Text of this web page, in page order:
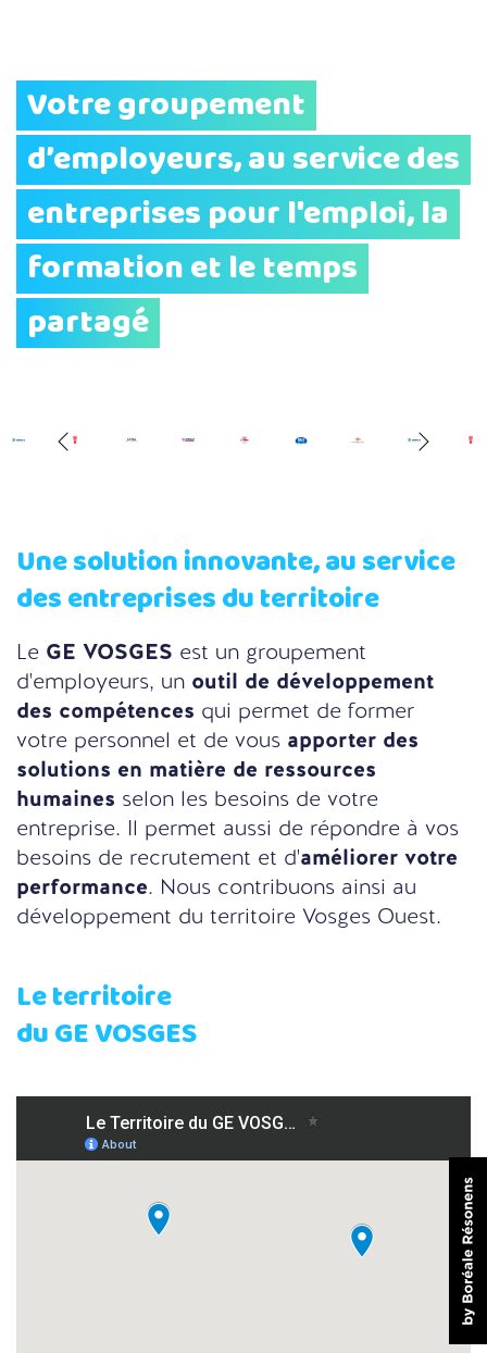
Votre groupement
d’employeurs, au service des
entreprises pour l'emploi, la
formation et le temps
partagé
Une solution innovante, au service
des entreprises du territoire
Le GE VOSGES est un groupement
d'employeurs, un outil de développement
des compétences qui permet de former
votre personnel et de vous apporter des
solutions en matière de ressources
humaines selon les besoins de votre
entreprise. Il permet aussi de répondre à vos
besoins de recrutement et d'améliorer votre
performance. Nous contribuons ainsi au
développement du territoire Vosges Ouest.
Le territoire
du GE VOSGES